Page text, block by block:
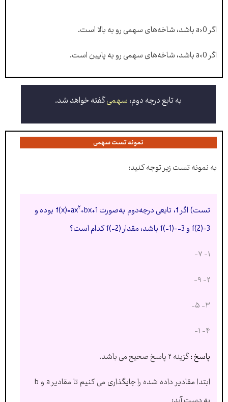
اگر a>0 باشد، شاخه‌های سهمی رو به بالا است.
اگر a<0 باشد، شاخه‌های سهمی رو به پایین است.
به تابع درجه دوم،سهمیگفته خواهد شد.
نمونه تست سهمی
به نمونه تست زیر توجه کنید:
تست) اگر f، تابعی درجه‌دوم به‌صورت f(x)=ax ۲
+bx+1 بوده و
f(2)=3 و f(-1)=-3 باشد، مقدار f(-2) کدام است؟
۱- ۷-
۲- ۹-
۳- ۵-
۴- ۱-
پاسخ :گزینه ۲ پاسخ صحیح می باشد.
ابتدا مقادیر داده شده را جایگذاری می کنیم تا مقادیر a و b